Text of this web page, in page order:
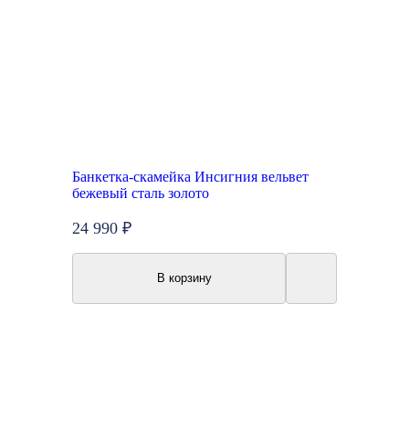
Банкетка-скамейка Инсигния вельвет
бежевый сталь золото
24 990 ₽
В корзину